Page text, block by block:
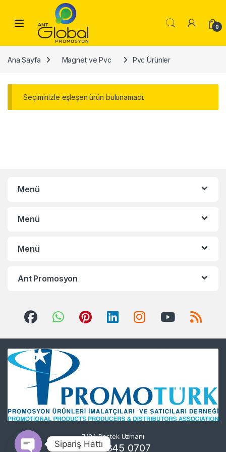
Skip to navigation
0
Ana Sayfa Magnet ve Pvc Pvc Ürünler
Seçiminizle eşleşen ürün bulunamadı.
Menü
Menü
Menü
Ant Promosyon
7/24 Destek Uzmanı
0 540 345 0707
Sipariş Hattı